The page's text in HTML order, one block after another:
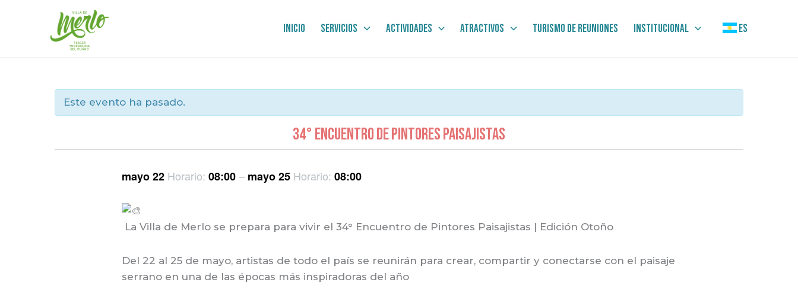
contenido
Inicio Servicios Actividades Atractivos Turismo de Reuniones Institucional ES
Este evento ha pasado.
34° ENCUENTRO DE PINTORES PAISAJISTAS
mayo 22 Horario:08:00– mayo 25 Horario:08:00
La Villa de Merlo se prepara para vivir el 34° Encuentro de Pintores Paisajistas | Edición Otoño
Del 22 al 25 de mayo, artistas de todo el país se reunirán para crear, compartir y conectarse con el paisaje
serrano en una de las épocas más inspiradoras del año